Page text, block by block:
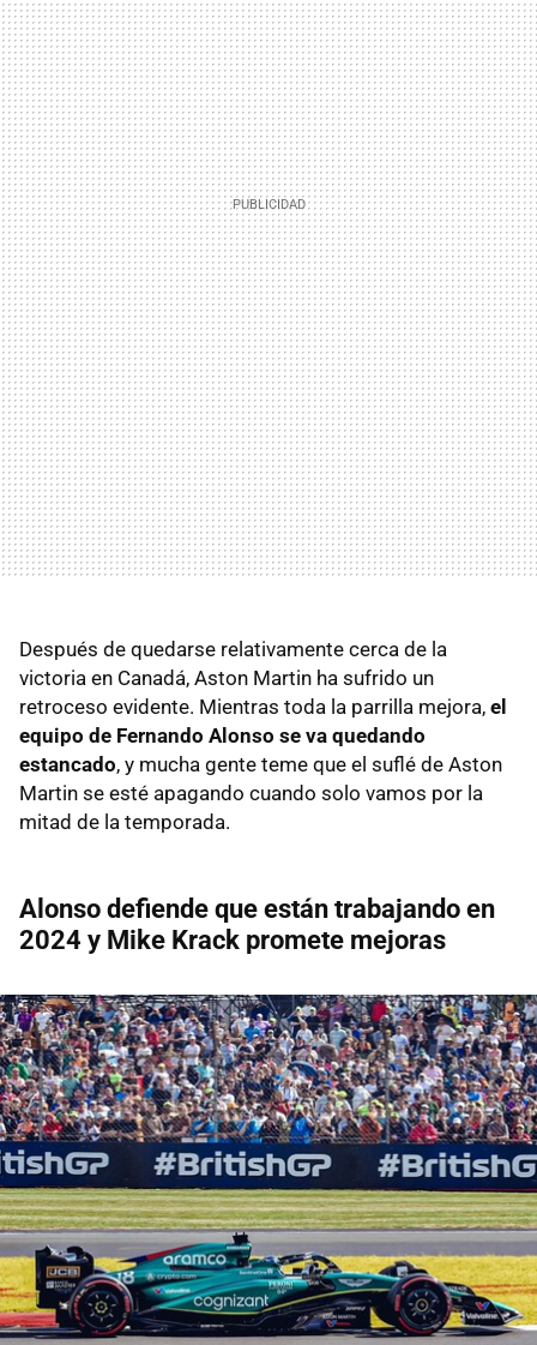
Después de quedarse relativamente cerca de la
victoria en Canadá, Aston Martin ha sufrido un
retroceso evidente. Mientras toda la parrilla mejora, el
equipo de Fernando Alonso se va quedando
estancado, y mucha gente teme que el suflé de Aston
Martin se esté apagando cuando solo vamos por la
mitad de la temporada.
Alonso defiende que están trabajando en
2024 y Mike Krack promete mejoras